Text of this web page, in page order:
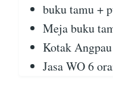
buku tamu +
Meja buku
Kotak Angpau
Jasa WO 6